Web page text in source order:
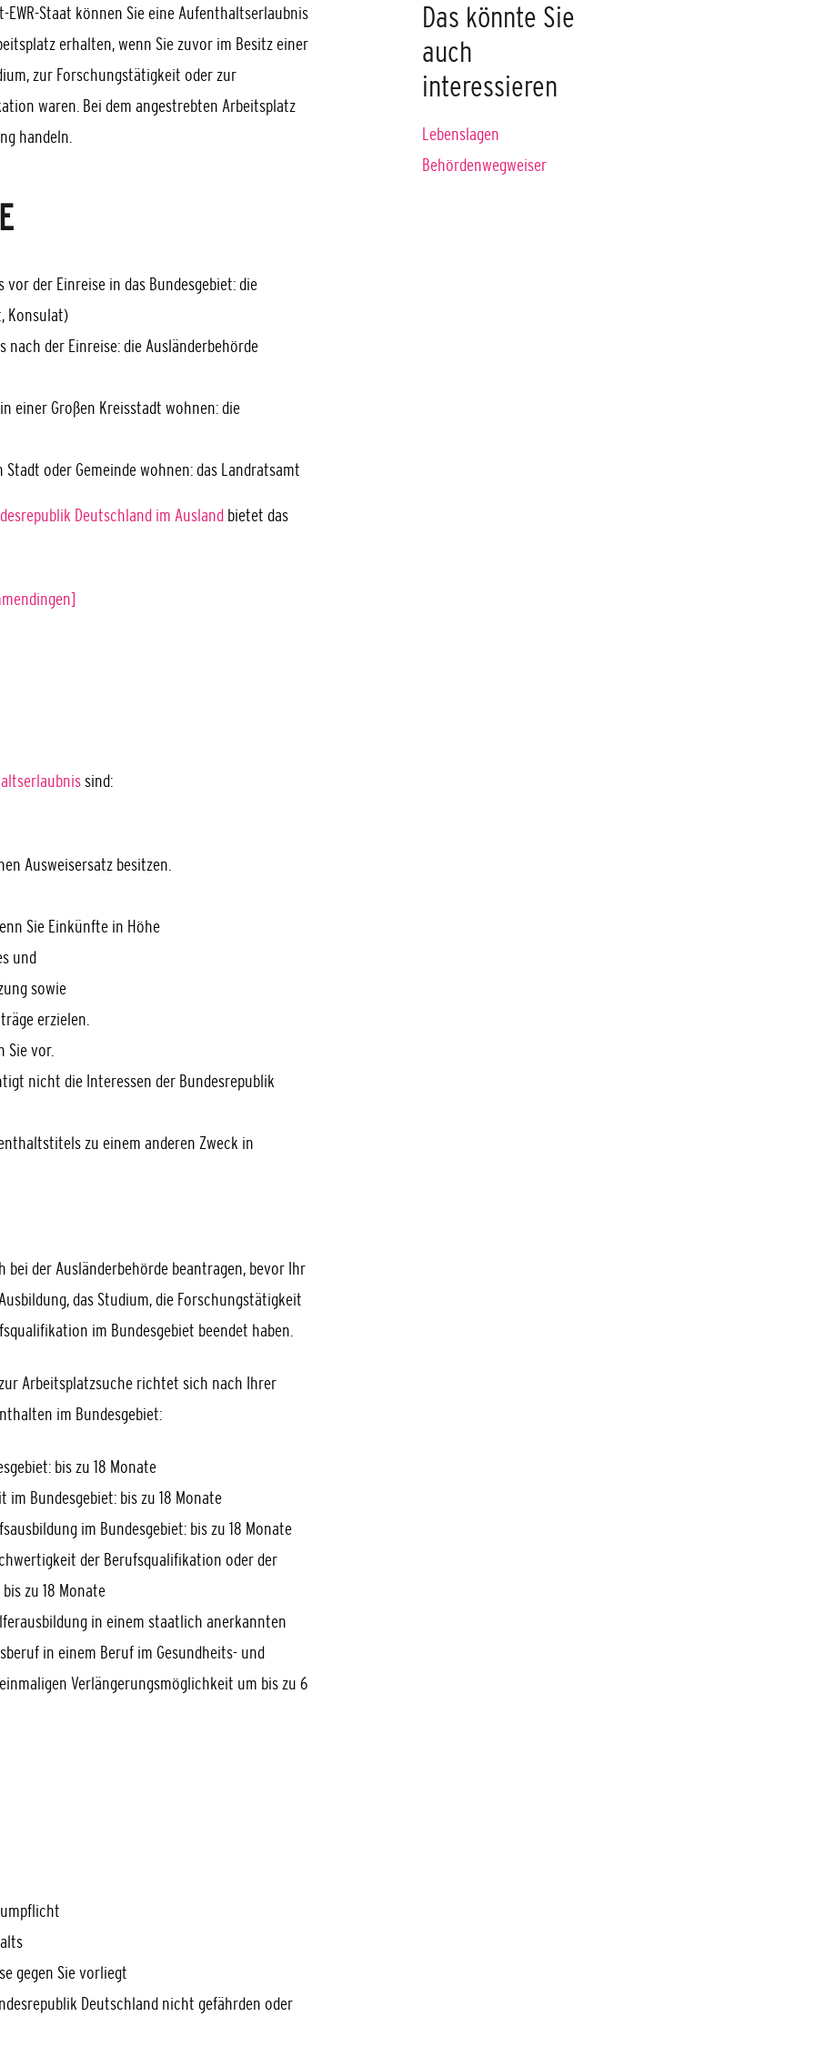
Staat können Sie eine Aufenthaltserlaubnis
erhalten, wenn Sie zuvor im Besitz einer
zur Forschungstätigkeit oder zur
waren. Bei dem angestrebten Arbeitsplatz
handeln.
der Einreise in das Bundesgebiet: die
Konsulat)
der Einreise: die Ausländerbehörde
einer Großen Kreisstadt wohnen: die
oder Gemeinde wohnen: das Landratsamt
Deutschland im Ausland bietet das
sind:
Ausweisersatz besitzen.
Sie Einkünfte in Höhe
und
sowie
erzielen.
Sie vor.
nicht die Interessen der Bundesrepublik
zu einem anderen Zweck in
der Ausländerbehörde beantragen, bevor Ihr
Ausbildung, das Studium, die Forschungstätigkeit
im Bundesgebiet beendet haben.
Arbeitsplatzsuche richtet sich nach Ihrer
im Bundesgebiet:
bis zu 18 Monate
Bundesgebiet: bis zu 18 Monate
im Bundesgebiet: bis zu 18 Monate
der Berufsqualifikation oder der
zu 18 Monate
in einem staatlich anerkannten
in einem Beruf im Gesundheits- und
Verlängerungsmöglichkeit um bis zu 6
gegen Sie vorliegt
Deutschland nicht gefährden oder
Das könnte Sie
auch
interessieren
Lebenslagen
Behördenwegweiser